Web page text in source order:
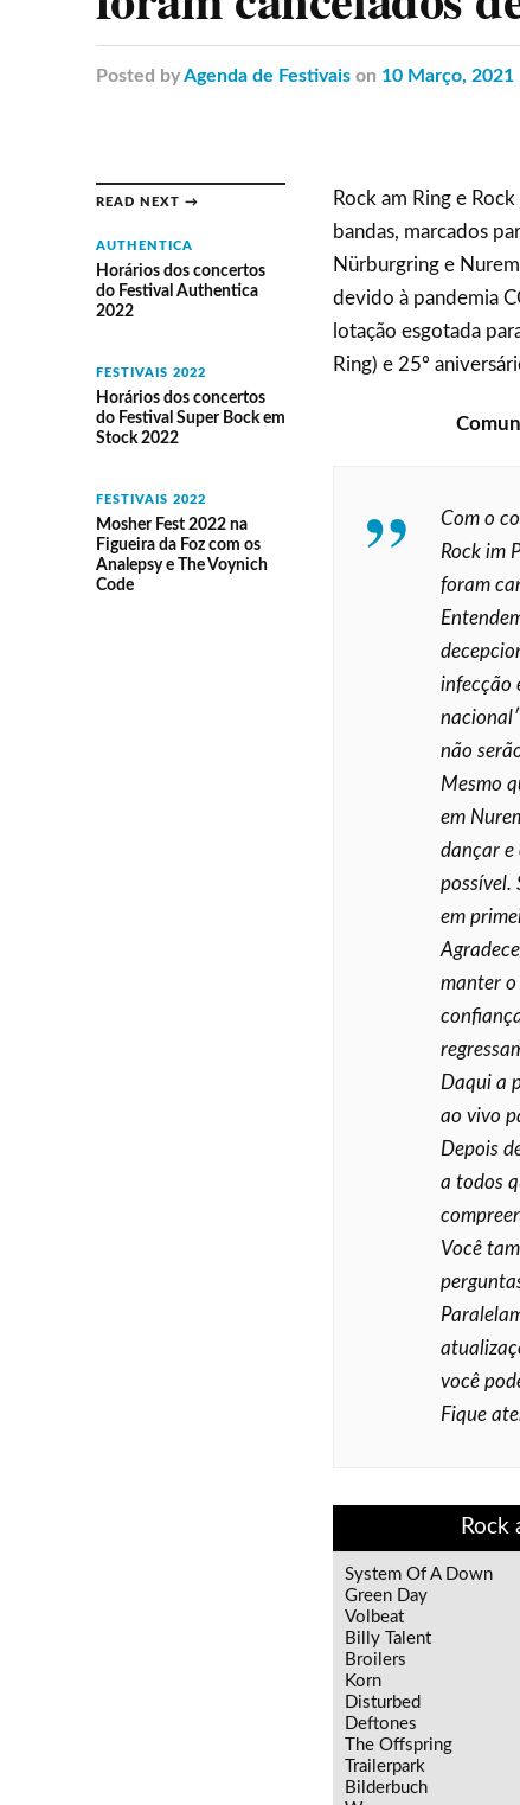
Posted byAgenda de Festivais on 10 Março, 2021
READ NEXT →
AUTHENTICA
Horários dos concertos
do Festival Authentica
2022
FESTIVAIS 2022
Horários dos concertos
do Festival Super Bock em
Stock 2022
FESTIVAIS 2022
Mosher Fest 2022 na
Figueira da Foz com os
Analepsy e The Voynich
Code
Rock am Ring e
bandas, marcados
Nürburgring e
devido à pandemia
lotação esgotada
Ring) e 25º
Com o
Rock im
foram
infecção
não
Mesmo
em
dançar e
possível.
em
manter
Daqui a
ao vivo
Depois
a todos
Você
você
Fique
Rock
System Of A Down
Green Day
Volbeat
Billy Talent
Broilers
Korn
Disturbed
Deftones
The Offspring
Trailerpark
Bilderbuch